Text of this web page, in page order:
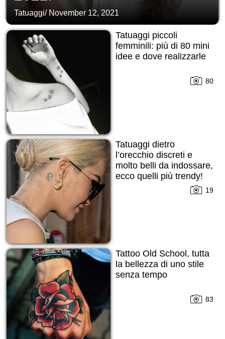
Tatuaggi/ November 12, 2021
Tatuaggi piccoli
femminili: più di 80 mini
idee e dove realizzarle
80
Tatuaggi dietro
l’orecchio discreti e
molto belli da indossare,
ecco quelli più trendy!
19
Tattoo Old School, tutta
la bellezza di uno stile
senza tempo
83